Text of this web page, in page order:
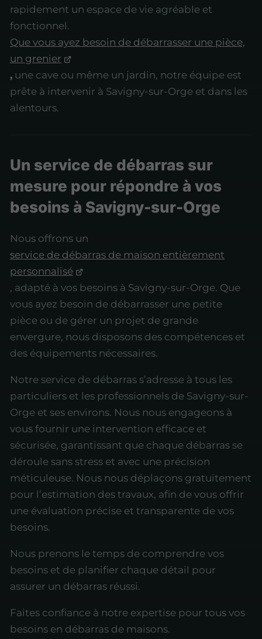
rapidement un espace de vie agréable et
fonctionnel.
Que vous ayez besoin de débarrasser une pièce,
un grenier
, une cave ou même un jardin, notre équipe est
prête à intervenir à Savigny-sur-Orge et dans les
alentours.
Un service de débarras sur
mesure pour répondre à vos
besoins à Savigny-sur-Orge
Nous offrons un
service de débarras de maison entièrement
personnalisé
, adapté à vos besoins à Savigny-sur-Orge. Que
vous ayez besoin de débarrasser une petite
pièce ou de gérer un projet de grande
envergure, nous disposons des compétences et
des équipements nécessaires.
Notre service de débarras s’adresse à tous les
particuliers et les professionnels de Savigny-sur-
Orge et ses environs. Nous nous engageons à
vous fournir une intervention efficace et
sécurisée, garantissant que chaque débarras se
déroule sans stress et avec une précision
méticuleuse. Nous nous déplaçons gratuitement
pour l’estimation des travaux, afin de vous offrir
une évaluation précise et transparente de vos
besoins.
Nous prenons le temps de comprendre vos
besoins et de planifier chaque détail pour
assurer un débarras réussi.
Faites confiance à notre expertise pour tous vos
besoins en débarras de maisons.